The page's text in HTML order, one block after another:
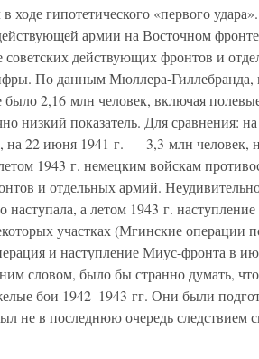
ходе гипотетического «первого
армии на Восточном
советских действующих фронтов и
По данным Мюллера-Гиллебранда,
было 2,16 млн человек, включая
низкий показатель. Для сравнения:
на 22 июня 1941 г. — 3,3 млн человек,
1943 г. немецким войскам
и отдельных армий.
наступала, а летом 1943 г.
участках (Мгинские
и наступление Миус-фронта в
словом, было бы странно думать,
бои 1942–1943 гг. Они были
не в последнюю очередь следствием